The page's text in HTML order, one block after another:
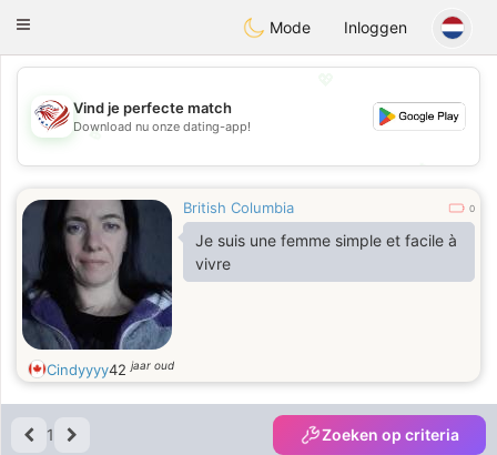
StatesDating
Toggle
Mode Inloggen
💖
💕
Vind je perfecte match
Download nu onze dating-app!
British Columbia 0
Je suis une femme simple et facile à
vivre
Cindyyyy42jaar oud
1 Zoeken op criteria